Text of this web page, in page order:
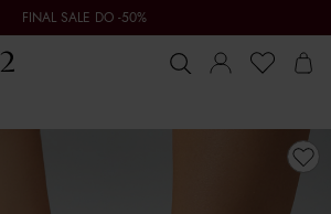
FINAL SALE DO -50%